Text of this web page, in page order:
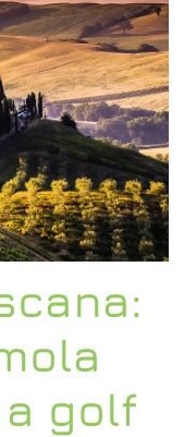
golf